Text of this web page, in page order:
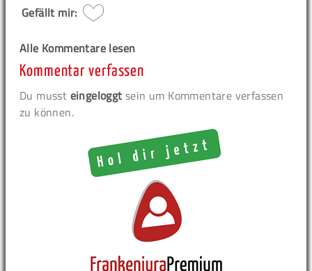
Gefällt mir:
Alle Kommentare lesen
Kommentar verfassen
Du musst eingeloggt sein um Kommentare verfassen
zu können.